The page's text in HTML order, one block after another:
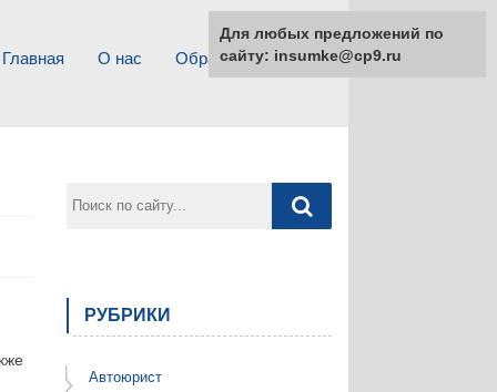
Главная О нас Обратная связь
РУБРИКИ
Автоюрист
Для любых предложений по
сайту: insumke@cp9.ru